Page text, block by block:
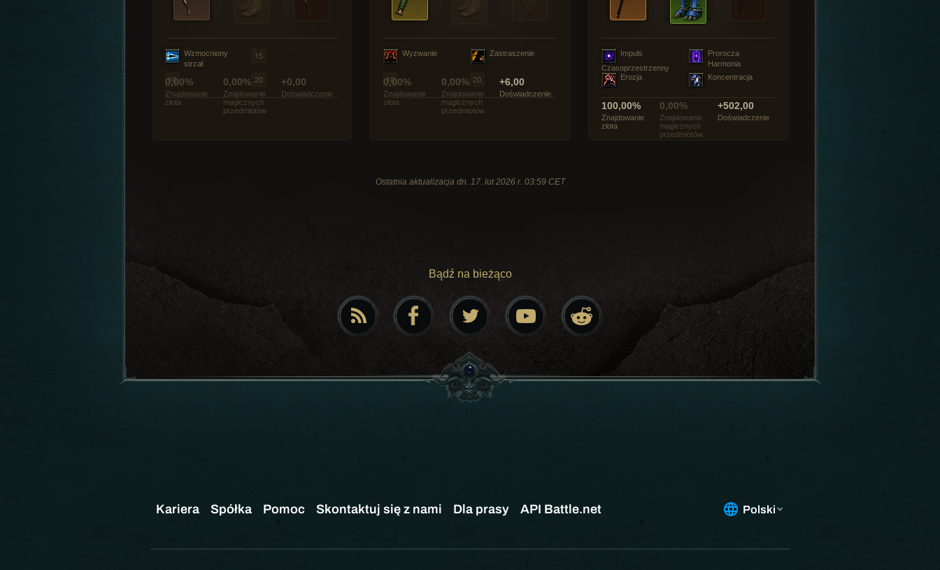
Wzmocniony
strzał
0,00%
Znajdowanie
złota
0,00%
Znajdowanie
magicznych
przedmiotów
+0,00
Doświadczenie
Wyzwanie Zastraszenie
0,00%
Znajdowanie
złota
0,00%
Znajdowanie
magicznych
przedmiotów
+6,00
Doświadczenie
Impuls
Czasoprzestrzenny
Prorocza
Harmonia
Erozja
Koncentracja
100,00%
Znajdowanie
złota
0,00%
Znajdowanie
magicznych
przedmiotów
+502,00
Doświadczenie
Ostatnia aktualizacja dn. 17. lut 2026 r. 03:59 CET
Bądź na bieżąco